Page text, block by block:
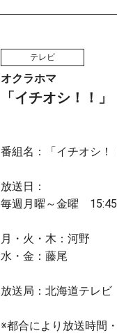
テレビ
オクラホマ
「イチオシ！！」
番組名：「イチオシ！
放送日：
毎週月曜～金曜
月・火・木：河野
水・金：藤尾
放送局：北海道テレビ
※都合により放送時間